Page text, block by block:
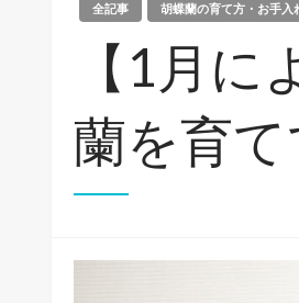
全記事 胡蝶蘭の育て方・お手入
【1月
蘭を育